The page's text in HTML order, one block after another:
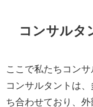
コンサルタ
ここで私たちコンサ
コンサルタントは
ち合わせており、